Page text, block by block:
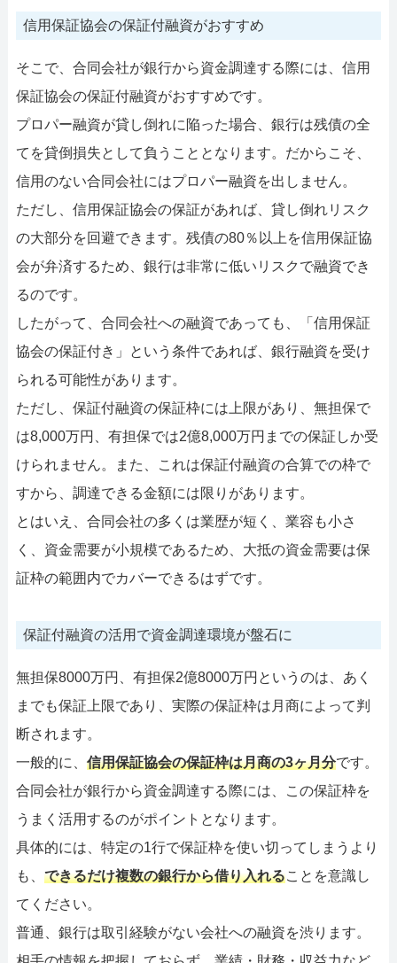
信用保証協会の保証付融資がおすすめ
そこで、合同会社が銀行から資金調達する際には、信用
保証協会の保証付融資がおすすめです。
プロパー融資が貸し倒れに陥った場合、銀行は残債の全
てを貸倒損失として負うこととなります。だからこそ、
信用のない合同会社にはプロパー融資を出しません。
ただし、信用保証協会の保証があれば、貸し倒れリスク
の大部分を回避できます。残債の80％以上を信用保証協
会が弁済するため、銀行は非常に低いリスクで融資でき
るのです。
したがって、合同会社への融資であっても、「信用保証
協会の保証付き」という条件であれば、銀行融資を受け
られる可能性があります。
ただし、保証付融資の保証枠には上限があり、無担保で
は8,000万円、有担保では2億8,000万円までの保証しか受
けられません。また、これは保証付融資の合算での枠で
すから、調達できる金額には限りがあります。
とはいえ、合同会社の多くは業歴が短く、業容も小さ
く、資金需要が小規模であるため、大抵の資金需要は保
証枠の範囲内でカバーできるはずです。
保証付融資の活用で資金調達環境が盤石に
無担保8000万円、有担保2億8000万円というのは、あく
までも保証上限であり、実際の保証枠は月商によって判
断されます。
一般的に、 信用保証協会の保証枠は月商の3ヶ月分です。
合同会社が銀行から資金調達する際には、この保証枠を
うまく活用するのがポイントとなります。
具体的には、特定の1行で保証枠を使い切ってしまうより
も、 できるだけ複数の銀行から借り入れることを意識し
てください。
普通、銀行は取引経験がない会社への融資を渋ります。